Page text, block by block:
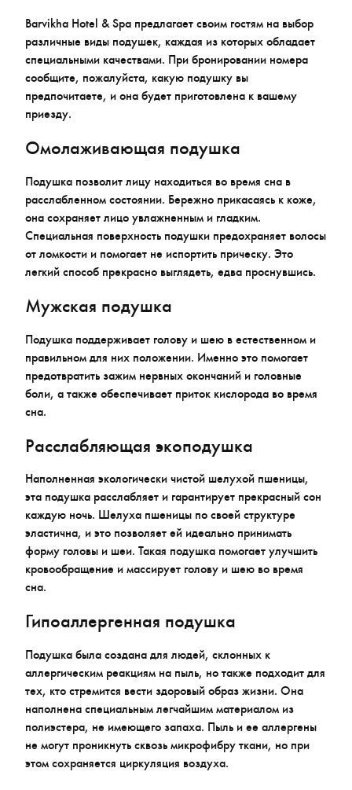
Barvikha Hotel & Spa предлагает своим гостям на выбор
различные виды подушек, каждая из которых обладает
специальными качествами. При бронировании номера
сообщите, пожалуйста, какую подушку вы
предпочитаете, и она будет приготовлена к вашему
приезду.
Омолаживающая подушка
Подушка позволит лицу находиться во время сна в
расслабленном состоянии. Бережно прикасаясь к коже,
она сохраняет лицо увлажненным и гладким.
Специальная поверхность подушки предохраняет волосы
от ломкости и помогает не испортить прическу. Это
легкий способ прекрасно выглядеть, едва проснувшись.
Мужская подушка
Подушка поддерживает голову и шею в естественном и
правильном для них положении. Именно это помогает
предотвратить зажим нервных окончаний и головные
боли, а также обеспечивает приток кислорода во время
сна.
Расслабляющая экоподушка
Наполненная экологически чистой шелухой пшеницы,
эта подушка расслабляет и гарантирует прекрасный сон
каждую ночь. Шелуха пшеницы по своей структуре
эластична, и это позволяет ей идеально принимать
форму головы и шеи. Такая подушка помогает улучшить
кровообращение и массирует голову и шею во время
сна.
Гипоаллергенная подушка
Подушка была создана для людей, склонных к
аллергическим реакциям на пыль, но также подходит для
тех, кто стремится вести здоровый образ жизни. Она
наполнена специальным легчайшим материалом из
полиэстера, не имеющего запаха. Пыль и ее аллергены
не могут проникнуть сквозь микрофибру ткани, но при
этом сохраняется циркуляция воздуха.